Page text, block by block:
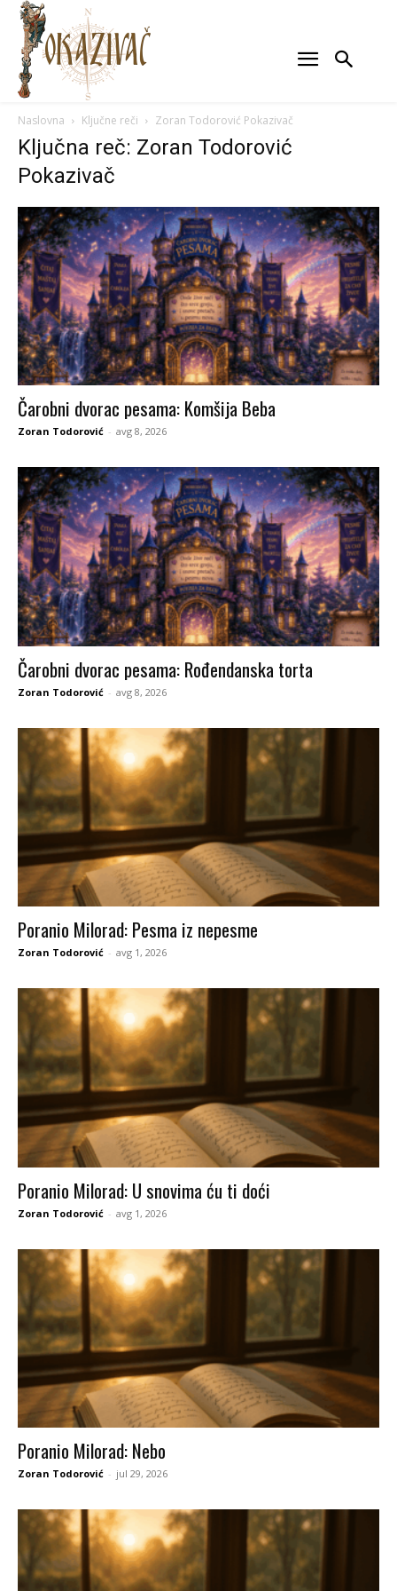
Naslovna Ključne reči Zoran Todorović Pokazivač
Ključna reč: Zoran Todorović
Pokazivač
Čarobni dvorac pesama: Komšija Beba
Zoran Todorović - avg 8, 2026
Čarobni dvorac pesama: Rođendanska torta
Zoran Todorović - avg 8, 2026
Poranio Milorad: Pesma iz nepesme
Zoran Todorović - avg 1, 2026
Poranio Milorad: U snovima ću ti doći
Zoran Todorović - avg 1, 2026
Poranio Milorad: Nebo
Zoran Todorović - jul 29, 2026